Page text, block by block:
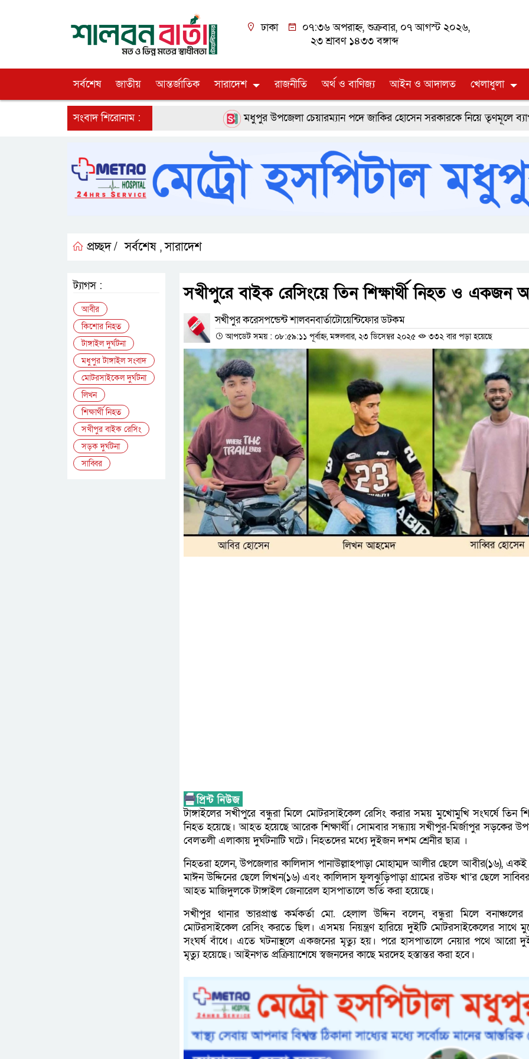
ঢাকা
০৭:৩৬ অপরাহ্ন, শুক্রবার, ০৭ আগস্ট ২০২৬,
২৩ শ্রাবণ ১৪৩৩ বঙ্গাব্দ
সর্বশেষ জাতীয় আন্তর্জাতিক সারাদেশ রাজনীতি অর্থ ও বাণিজ্য আইন ও আদালত খেলাধুলা
সংবাদ শিরোনাম : মধুপুর উপজেলা চেয়ারম্যান পদে জাকির হোসেন সরকারকে নিয়ে তৃণমূলে ব্যাপক
প্রচ্ছদ / সর্বশেষ ,সারাদেশ
সখীপুরে বাইক রেসিংয়ে তিন শিক্ষার্থী নিহত ও একজন
সখীপুর করেসপন্ডেন্ট শালবনবার্তাটোয়েন্টিফোর ডটকম
আপডেট সময় : ০৮:৫৯:১১ পূর্বাহ্ন, মঙ্গলবার, ২৩ ডিসেম্বর ২০২৫ ৩৩২ বার পড়া হয়েছে
টাঙ্গাইলের সখীপুরে বন্ধুরা মিলে মোটরসাইকেল রেসিং করার সময় মুখোমুখি সংঘর্ষে তিন
নিহত হয়েছে। আহত হয়েছে আরেক শিক্ষার্থী। সোমবার সন্ধ্যায় সখীপুর-মির্জাপুর সড়কের
বেলতলী এলাকায় দুর্ঘটনাটি ঘটে। নিহতদের মধ্যে দুইজন দশম শ্রেনীর ছাত্র ।
নিহতরা হলেন, উপজেলার কালিদাস পানাউল্লাহপাড়া মোহাম্মদ আলীর ছেলে আবীর(১৬), একই
মাঈন উদ্দিনের ছেলে লিখন(১৬) এবং কালিদাস ফুলঝুড়িপাড়া গ্রামের রউফ খা’র ছেলে
আহত মাজিদুলকে টাঙ্গাইল জেনারেল হাসপাতালে ভর্তি করা হয়েছে।
সখীপুর থানার ভারপ্রাপ্ত কর্মকর্তা মো. হেলাল উদ্দিন বলেন, বন্ধুরা মিলে
মোটরসাইকেল রেসিং করতে ছিল। এসময় নিয়ন্ত্রণ হারিয়ে দুইটি মোটরসাইকেলের সাথে
সংঘর্ষ বাঁধে। এতে ঘটনাস্থলে একজনের মৃত্যু হয়। পরে হাসপাতালে নেয়ার পথে আরো
মৃত্যু হয়েছে। আইনগত প্রক্রিয়াশেষে স্বজনদের কাছে মরদেহ হস্তান্তর করা হবে।
ট্যাগস :
আবীর
কিশোর নিহত
টাঙ্গাইল দুর্ঘটনা
মধুপুর টাঙ্গাইল সংবাদ
মোটরসাইকেল দুর্ঘটনা
লিখন
শিক্ষার্থী নিহত
সখীপুর বাইক রেসিং
সড়ক দুর্ঘটনা
সাব্বির